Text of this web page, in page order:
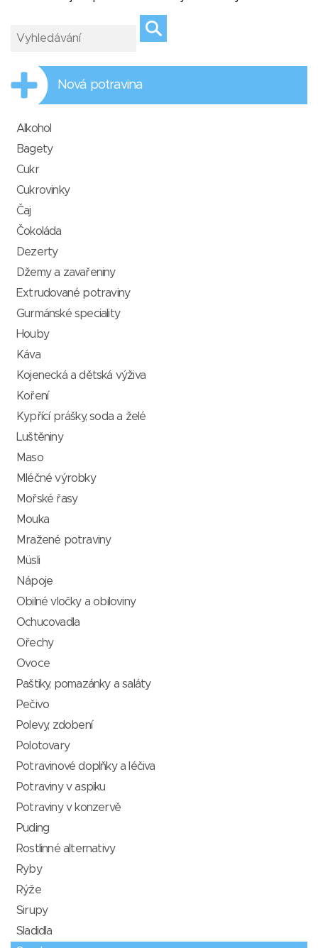
Nová potravina
Alkohol
Bagety
Cukr
Cukrovinky
Čaj
Čokoláda
Dezerty
Džemy a zavařeniny
Extrudované potraviny
Gurmánské speciality
Houby
Káva
Kojenecká a dětská výživa
Koření
Kypřící prášky, soda a želé
Luštěniny
Maso
Mléčné výrobky
Mořské řasy
Mouka
Mražené potraviny
Müsli
Nápoje
Obilné vločky a obiloviny
Ochucovadla
Ořechy
Ovoce
Paštiky, pomazánky a saláty
Pečivo
Polevy, zdobení
Polotovary
Potravinové doplňky a léčiva
Potraviny v aspiku
Potraviny v konzervě
Puding
Rostlinné alternativy
Ryby
Rýže
Sirupy
Sladidla